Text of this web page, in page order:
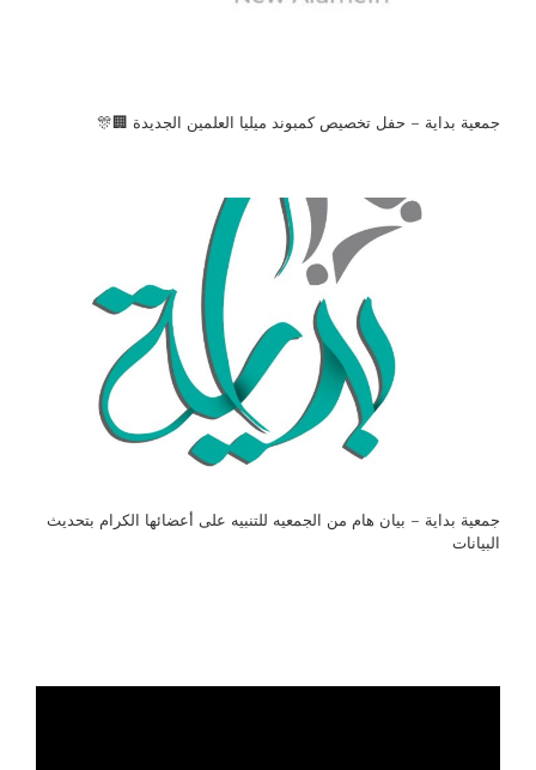
جمعية بداية – حفل تخصيص كمبوند ميليا العلمين الجديدة 🏢🎊
جمعية بداية – بيان هام من الجمعيه للتنبيه على أعضائها الكرام بتحديث
البيانات